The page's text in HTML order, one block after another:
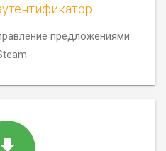
предложениями